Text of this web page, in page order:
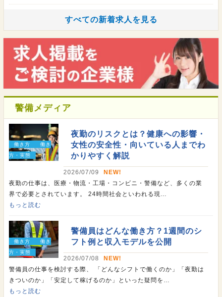
すべての新着求人を見る
警備メディア
働き方
働き
方・実態
夜勤のリスクとは？健康への影響・
女性の安全性・向いている人までわ
かりやすく解説
2026/07/09
NEW!
夜勤の仕事は、医療・物流・工場・コンビニ・警備など、多くの業
界で必要とされています。 24時間社会といわれる現…
もっと読む
働き方
働き
方・実態
警備員はどんな働き方？1週間のシ
フト例と収入モデルを公開
2026/07/08
NEW!
警備員の仕事を検討する際、 「どんなシフトで働くのか」「夜勤は
きついのか」「安定して稼げるのか」といった疑問を…
もっと読む